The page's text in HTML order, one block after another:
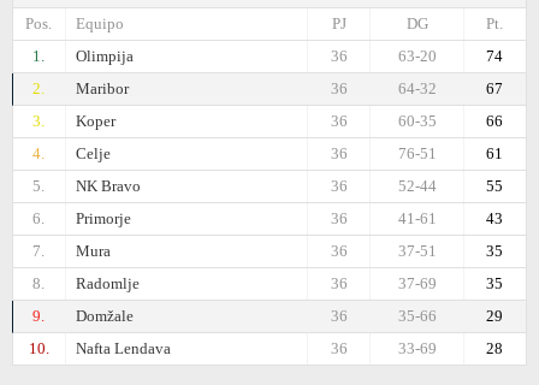
Pos.
Equipo Pt.
DG
PJ
1.
Olimpija 74
63-20
36
2.
Maribor 67
64-32
36
3.
Koper 66
60-35
36
4.
Celje 61
76-51
36
5.
NK Bravo 55
52-44
36
6.
Primorje 43
41-61
36
7.
Mura 35
37-51
36
8.
Radomlje 35
37-69
36
9.
Domžale 29
35-66
36
10.
Nafta Lendava 28
33-69
36